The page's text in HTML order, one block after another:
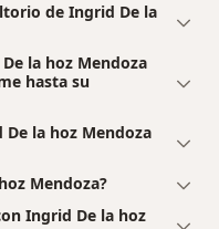
de Ingrid De la
la hoz Mendoza
hasta su
la hoz Mendoza
Mendoza?
Ingrid De la hoz